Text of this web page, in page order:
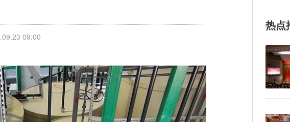
09:00
热点